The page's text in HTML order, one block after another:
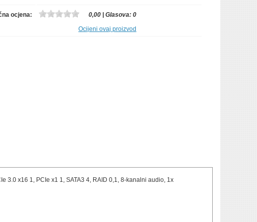
ocjena: 0,00 | Glasova: 0
Ocijeni ovaj proizvod
3.0 x16 1, PCIe x1 1, SATA3 4, RAID 0,1, 8-kanalni audio, 1x